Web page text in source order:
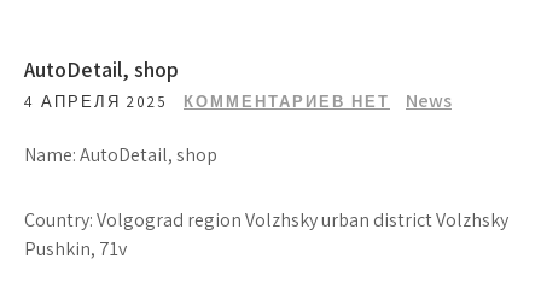
AutoDetail, shop
4 АПРЕЛЯ 2025 КОММЕНТАРИЕВ НЕТ News
Name: AutoDetail, shop
Country: Volgograd region Volzhsky urban district Volzhsky
Pushkin, 71v